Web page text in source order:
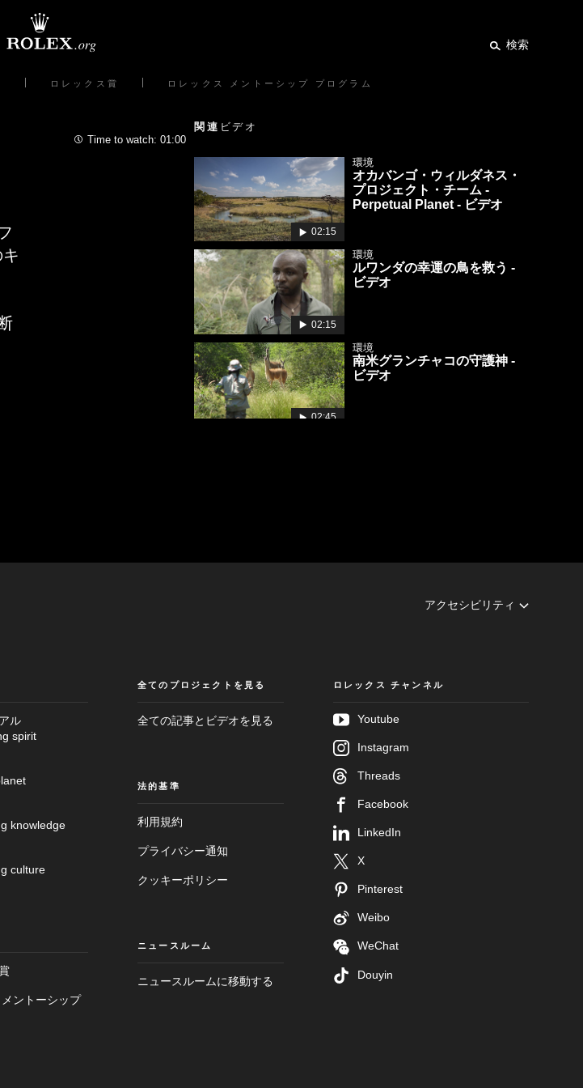
メ
検索
ロレックス賞 ロレックス メントーシップ プログラム
Time to watch: 01:00
関連 ビデオ
02:15
環境
オカバンゴ・ウィルダネス・
プロジェクト・チーム -
Perpetual Planet - ビデオ
02:15
環境
ルワンダの幸運の鳥を救う -
ビデオ
02:45
環境
南米グランチャコの守護神 -
ビデオ
アクセシビリティ
ル
spirit
knowledge
culture
ントーシップ
全てのプロジェクトを見る
全ての記事とビデオを見る
法的基準
利用規約
プライバシー通知
クッキーポリシー
ニュースルーム
ニュースルームに移動する
ロレックス チャンネル
Youtube
Instagram
Threads
Facebook
LinkedIn
X
Pinterest
Weibo
WeChat
Douyin